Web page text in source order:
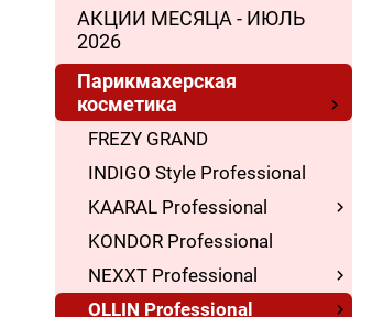
АКЦИИ МЕСЯЦА - ИЮЛЬ
2026
Парикмахерская
косметика
FREZY GRAND
INDIGO Style Professional
KAARAL Professional
KONDOR Professional
NEXXT Professional
OLLIN Professional